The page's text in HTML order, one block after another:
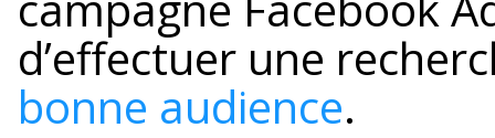
d’effectuer une
bonne audience.